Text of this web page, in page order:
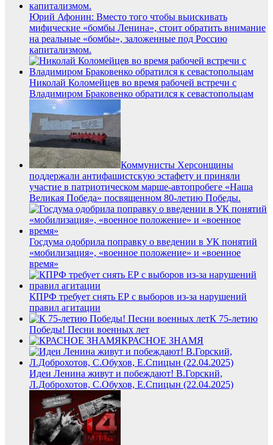
Юрий Афонин: Вместо того чтобы выискивать
мифические «бомбы Ленина», стоит обратить внимание
на реальные «бомбы», заложенные под Россию
капитализмом.
Николай Коломейцев во время рабочей встречи с
Владимиром Браковенко обратился к севастопольцам
Коммунисты Херсонщины
поддержали антифашистскую эстафету и приняли
участие в патриотическом марше-автопробеге «Наша
Великая Победа» посвященном 80-летию Победы.
Госдума одобрила поправку о введении в УК понятий
«мобилизация», «военное положение» и «военное
время»
КПРФ требует снять ЕР с выборов из-за нарушений
правил агитации
К 75-летию
Победы! Песни военных лет
КРАСНОЕ ЗНАМЯ
Идеи Ленина живут и побеждают! В.Горский,
Л.Доброхотов, С.Обухов, Е.Спицын (22.04.2025)